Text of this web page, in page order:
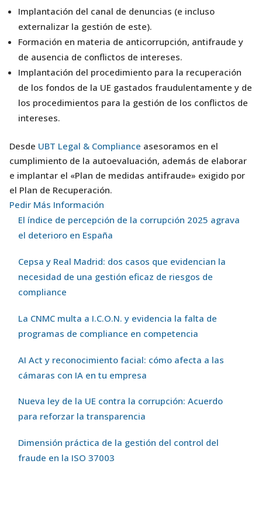
Implantación del canal de denuncias (e incluso
externalizar la gestión de este).
Formación en materia de anticorrupción, antifraude y
de ausencia de conflictos de intereses.
Implantación del procedimiento para la recuperación
de los fondos de la UE gastados fraudulentamente y de
los procedimientos para la gestión de los conflictos de
intereses.
Desde UBT Legal & Compliance asesoramos en el
cumplimiento de la autoevaluación, además de elaborar
e implantar el «Plan de medidas antifraude» exigido por
el Plan de Recuperación.
Pedir Más Información
El índice de percepción de la corrupción 2025 agrava
el deterioro en España
Cepsa y Real Madrid: dos casos que evidencian la
necesidad de una gestión eficaz de riesgos de
compliance
La CNMC multa a I.C.O.N. y evidencia la falta de
programas de compliance en competencia
AI Act y reconocimiento facial: cómo afecta a las
cámaras con IA en tu empresa
Nueva ley de la UE contra la corrupción: Acuerdo
para reforzar la transparencia
Dimensión práctica de la gestión del control del
fraude en la ISO 37003